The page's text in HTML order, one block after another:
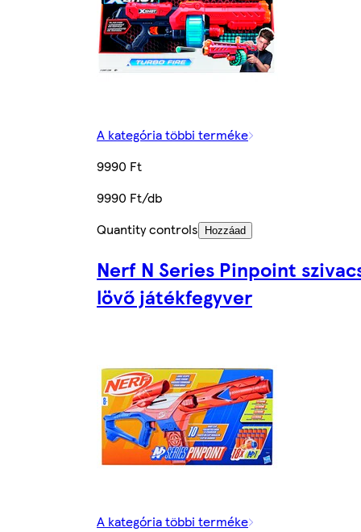
A kategória többi terméke
9990 Ft
9990 Ft/db
Quantity controls
Hozzáad
Nerf N Series Pinpoint
lövő játékfegyver
A kategória többi terméke